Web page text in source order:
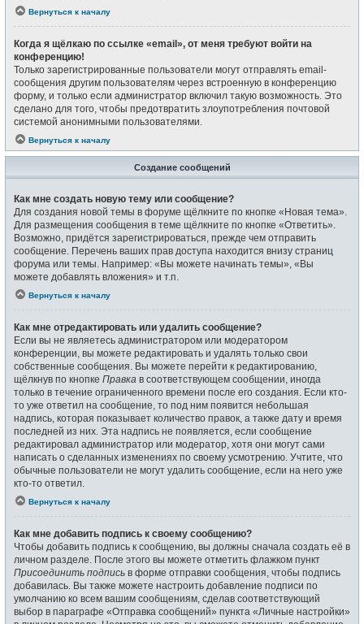
Вернуться к началу
Когда я щёлкаю по ссылке «email», от меня требуют войти на
конференцию!
Только зарегистрированные пользователи могут отправлять email-
сообщения другим пользователям через встроенную в конференцию
форму, и только если администратор включил такую возможность. Это
сделано для того, чтобы предотвратить злоупотребления почтовой
системой анонимными пользователями.
Вернуться к началу
Создание сообщений
Как мне создать новую тему или сообщение?
Для создания новой темы в форуме щёлкните по кнопке «Новая тема».
Для размещения сообщения в теме щёлкните по кнопке «Ответить».
Возможно, придётся зарегистрироваться, прежде чем отправить
сообщение. Перечень ваших прав доступа находится внизу страниц
форума или темы. Например: «Вы можете начинать темы», «Вы
можете добавлять вложения» и т.п.
Вернуться к началу
Как мне отредактировать или удалить сообщение?
Если вы не являетесь администратором или модератором
конференции, вы можете редактировать и удалять только свои
собственные сообщения. Вы можете перейти к редактированию,
щёлкнув по кнопке Правка в соответствующем сообщении, иногда
только в течение ограниченного времени после его создания. Если кто-
то уже ответил на сообщение, то под ним появится небольшая
надпись, которая показывает количество правок, а также дату и время
последней из них. Эта надпись не появляется, если сообщение
редактировал администратор или модератор, хотя они могут сами
написать о сделанных изменениях по своему усмотрению. Учтите, что
обычные пользователи не могут удалить сообщение, если на него уже
кто-то ответил.
Вернуться к началу
Как мне добавить подпись к своему сообщению?
Чтобы добавить подпись к сообщению, вы должны сначала создать её в
личном разделе. После этого вы можете отметить флажком пункт
Присоединить подпись в форме отправки сообщения, чтобы подпись
добавилась. Вы также можете настроить добавление подписи по
умолчанию ко всем вашим сообщениям, сделав соответствующий
выбор в параграфе «Отправка сообщений» пункта «Личные настройки»